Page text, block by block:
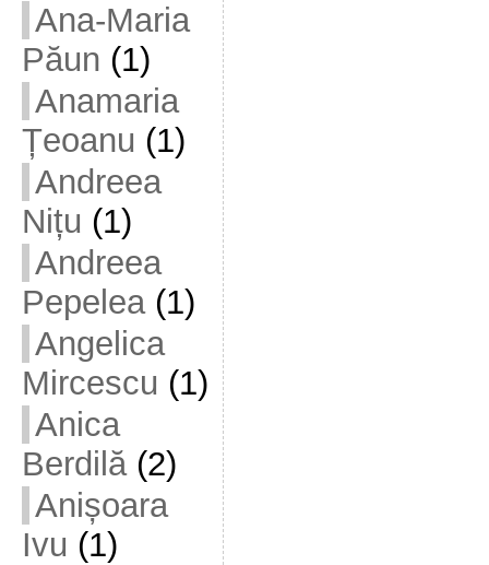
Ana-Maria
Păun (1)
Anamaria
Țeoanu (1)
Andreea
Nițu (1)
Andreea
Pepelea(1)
Angelica
Mircescu (1)
Anica
Berdilă(2)
Anișoara
Ivu (1)